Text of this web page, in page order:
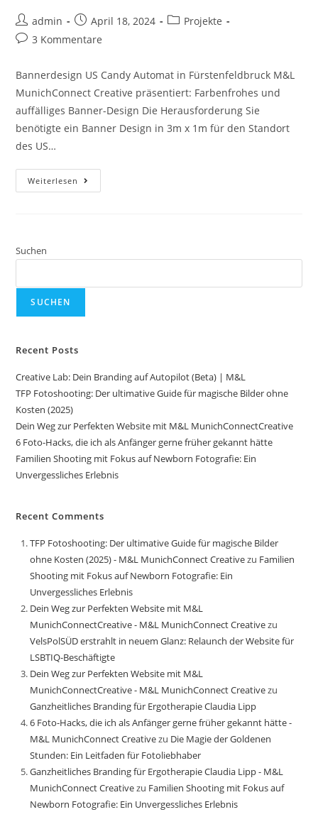
admin April 18, 2024
Projekte
3 Kommentare
Bannerdesign US Candy Automat in Fürstenfeldbruck M&L
MunichConnect Creative präsentiert: Farbenfrohes und
auffälliges Banner-Design Die Herausforderung Sie
benötigte ein Banner Design in 3m x 1m für den Standort
des US…
Weiterlesen
Suchen
SUCHEN
Recent Posts
Creative Lab: Dein Branding auf Autopilot (Beta) | M&L
TFP Fotoshooting: Der ultimative Guide für magische Bilder ohne
Kosten (2025)
Dein Weg zur Perfekten Website mit M&L MunichConnectCreative
6 Foto-Hacks, die ich als Anfänger gerne früher gekannt hätte
Familien Shooting mit Fokus auf Newborn Fotografie: Ein
Unvergessliches Erlebnis
Recent Comments
TFP Fotoshooting: Der ultimative Guide für magische Bilder
ohne Kosten (2025) - M&L MunichConnect Creativezu Familien
Shooting mit Fokus auf Newborn Fotografie: Ein
Unvergessliches Erlebnis
Dein Weg zur Perfekten Website mit M&L
MunichConnectCreative - M&L MunichConnect Creativezu
VelsPolSÜD erstrahlt in neuem Glanz: Relaunch der Website für
LSBTIQ-Beschäftigte
Dein Weg zur Perfekten Website mit M&L
MunichConnectCreative - M&L MunichConnect Creativezu
Ganzheitliches Branding für Ergotherapie Claudia Lipp
6 Foto-Hacks, die ich als Anfänger gerne früher gekannt hätte -
M&L MunichConnect Creativezu Die Magie der Goldenen
Stunden: Ein Leitfaden für Fotoliebhaber
Ganzheitliches Branding für Ergotherapie Claudia Lipp - M&L
MunichConnect Creativezu Familien Shooting mit Fokus auf
Newborn Fotografie: Ein Unvergessliches Erlebnis